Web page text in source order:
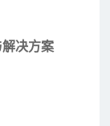
决方案